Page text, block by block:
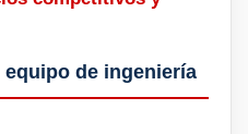
de ingeniería